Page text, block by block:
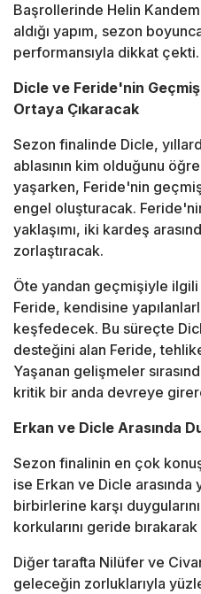
Başrollerinde Helin
aldığı yapım, sezon
performansıyla dikkat çekti.
Dicle ve Feride'nin
Ortaya Çıkaracak
Sezon finalinde Dicle,
ablasının kim olduğunu
yaşarken, Feride'nin
engel oluşturacak.
yaklaşımı, iki kardeş
zorlaştıracak.
Öte yandan geçmişiyle
Feride, kendisine
keşfedecek. Bu süreçte
desteğini alan Feride,
Yaşanan gelişmeler
kritik bir anda devreye
Erkan ve Dicle Arasında
Sezon finalinin en çok
ise Erkan ve Dicle
birbirlerine karşı
korkularını geride
Diğer tarafta Nilüfer ve
geleceğin zorluklarıyla